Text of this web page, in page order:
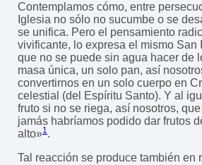
Contemplamos cómo, entre
Iglesia no sólo no sucumbe o se
se unifica. Pero el pensamiento
vivificante, lo expresa el mismo San
que no se puede sin agua hacer de
masa única, un solo pan, así
convertirnos en un solo cuerpo en
celestial (del Espíritu Santo). Y al
fruto si no se riega, así nosotros,
jamás habríamos podido dar frutos
alto»1.
Tal reacción se produce también en